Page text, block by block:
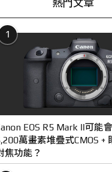
熱門文章
1
EOS R5 Mark II可能
萬畫素堆疊式CMOS +
焦功能？